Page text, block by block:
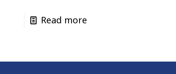
Read more